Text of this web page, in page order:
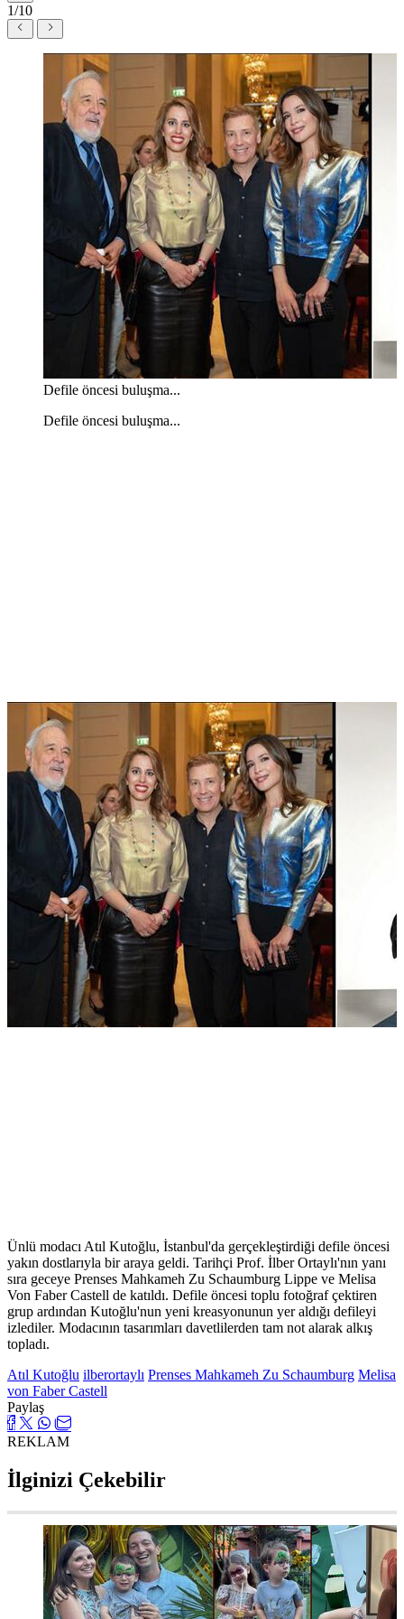
1/10
Defile öncesi buluşma...
Defile öncesi buluşma...
Ünlü modacı Atıl Kutoğlu, İstanbul'da gerçekleştirdiği defile öncesi
yakın dostlarıyla bir araya geldi. Tarihçi Prof. İlber Ortaylı'nın yanı
sıra geceye Prenses Mahkameh Zu Schaumburg Lippe ve Melisa
Von Faber Castell de katıldı. Defile öncesi toplu fotoğraf çektiren
grup ardından Kutoğlu'nun yeni kreasyonunun yer aldığı defileyi
izlediler. Modacının tasarımları davetlilerden tam not alarak alkış
topladı.
Atıl Kutoğlu ilberortaylı Prenses Mahkameh Zu Schaumburg Melisa
von Faber Castell
Paylaş
REKLAM
İlginizi Çekebilir